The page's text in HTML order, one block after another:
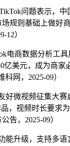
问题表示，
规则基础上做好
12）
电商数据分析工
亿美元，成为商家
科网，2025-09）
好微视频征集大
，视频时长要求为
告，2025-09）
能升级，支持多